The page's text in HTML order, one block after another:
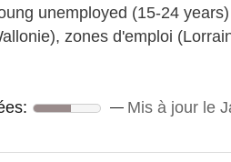
unemployed (15-24
zones d'emploi
Mis à jour le